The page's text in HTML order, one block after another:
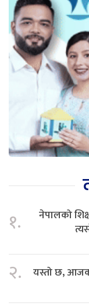
१.
नेपालको
२. यस्तो छ,